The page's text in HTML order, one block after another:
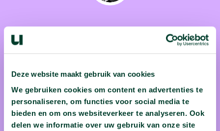
Deze website maakt gebruik van cookies
We gebruiken cookies om content en advertenties te
personaliseren, om functies voor social media te
bieden en om ons websiteverkeer te analyseren. Ook
delen we informatie over uw gebruik van onze site
onderzoek toont hij aan dat dit juist een hele gezonde emotie
kan zijn die ons, mensen, juist ook verder kan helpen. Zo
kun je het natuurlijk ook bekijken!